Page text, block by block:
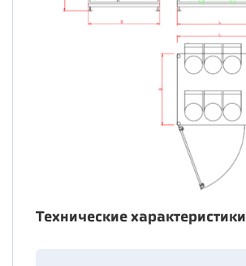
Технические характеристики